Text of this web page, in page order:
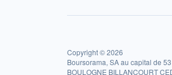
Copyright © 2026
Boursorama, SA au capital de
BOULOGNE BILLANCOURT